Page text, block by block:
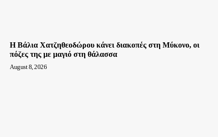
Η Βάλια Χατζηθεοδώρου κάνει διακοπές στη Μύκονο, οι
πόζες της με μαγιό στη θάλασσα
August 8, 2026